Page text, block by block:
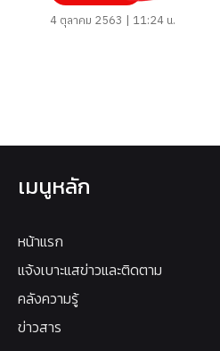
4 ตุลาคม 2563 | 11:24 น.
เมนูหลัก
หน้าแรก
แจ้งเบาะแสข่าวและติดตาม
คลังความรู้
ข่าวสาร